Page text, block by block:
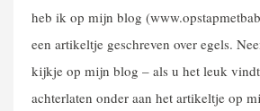
heb ik op mijn blog
een artikeltje geschreven over egels.
kijkje op mijn blog – als u het leuk
achterlaten onder aan het artikeltje op